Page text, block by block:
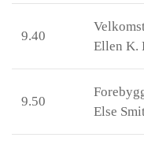
9.40
Ellen K.
9.50
Else